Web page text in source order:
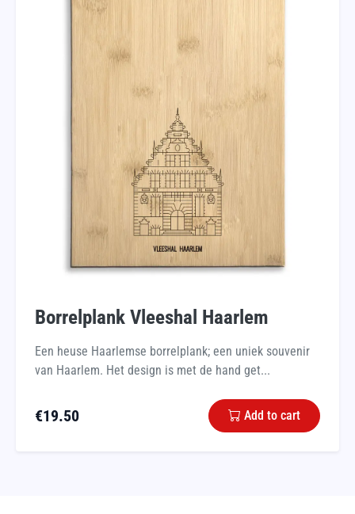
Borrelplank Vleeshal Haarlem
Een heuse Haarlemse borrelplank; een uniek souvenir
van Haarlem. Het design is met de hand get...
€19.50 Add to cart